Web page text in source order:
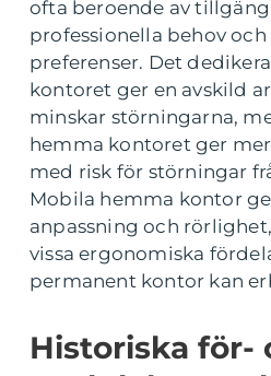
ofta beroende av
professionella behov
preferenser. Det
kontoret ger en avskild
minskar störningarna,
hemma kontoret ger
med risk för störningar
Mobila hemma kontor
anpassning och
vissa ergonomiska
permanent kontor kan
Historiska för-